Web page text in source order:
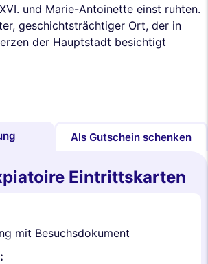
und Marie-Antoinette einst ruhten.
geschichtsträchtiger Ort, der in
der Hauptstadt besichtigt
Als Gutschein schenken
Eintrittskarten
mit Besuchsdokument